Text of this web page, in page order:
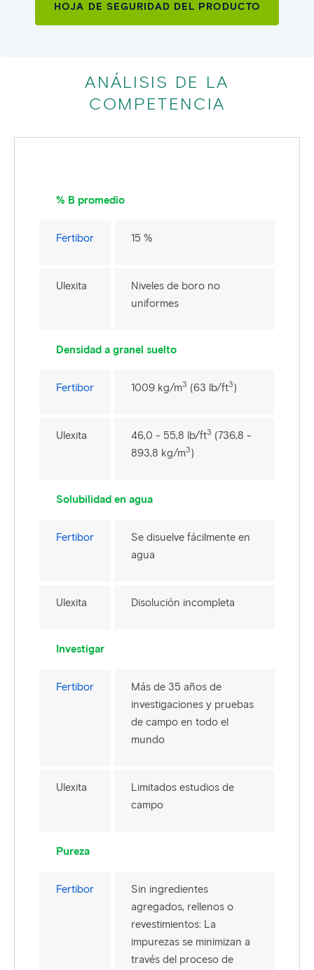
HOJA DE SEGURIDAD DEL PRODUCTO
ANÁLISIS DE LA
COMPETENCIA
% B promedio
Fertibor 15 %
Ulexita
Niveles de boro no
uniformes
Densidad a granel suelto
Fertibor 1009 kg/m3 (63 lb/ft3)
Ulexita 46,0 - 55,8 lb/ft3 (736,8 -
893,8 kg/m3)
Solubilidad en agua
Fertibor
Se disuelve fácilmente en
agua
Ulexita Disolución incompleta
Investigar
Fertibor
Más de 35 años de
investigaciones y pruebas
de campo en todo el
mundo
Ulexita
Limitados estudios de
campo
Pureza
Fertibor
Sin ingredientes
agregados, rellenos o
revestimientos: La
impurezas se minimizan a
través del proceso de